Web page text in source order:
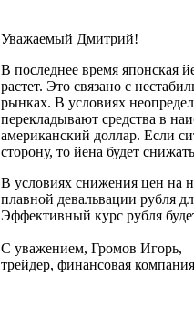
Уважаемый Дмитрий!
В последнее время
растет. Это связано с
рынках. В условиях
перекладывают средства в
американский доллар. Если
сторону, то йена будет
В условиях снижения цен на
плавной девальвации рубля
Эффективный курс рубля
С уважением, Громов Игорь,
трейдер, финансовая